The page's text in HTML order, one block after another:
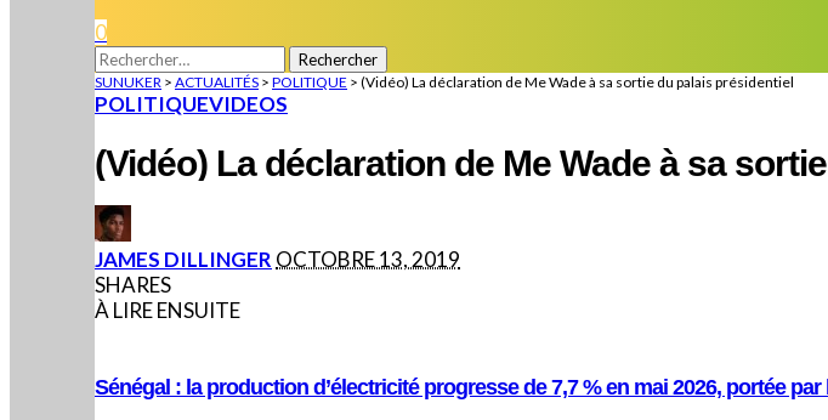
0
Rechercher :
SUNUKER > ACTUALITÉS > POLITIQUE > (Vidéo) La déclaration de Me Wade à sa sortie du palais présidentiel
POLITIQUEVIDEOS
(Vidéo) La déclaration de Me Wade à sa
POSTED
BY
JAMES DILLINGER OCTOBRE 13, 2019
SHARES
À LIRE ENSUITE
Sénégal : la production d’électricité progresse de 7,7 % en mai 2026, portée